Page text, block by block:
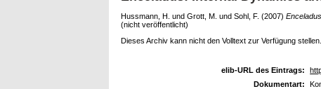
Hussmann, H. und Grott, M. und Sohl, F. (2007)
(nicht veröffentlicht)
Dieses Archiv kann nicht den Volltext zur Verfügung stellen.
elib-URL des Eintrags:
Dokumentart: